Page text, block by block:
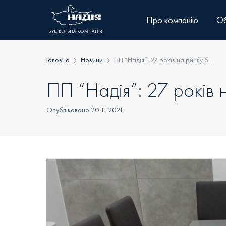
БУДІВЕЛЬНА КОМПАНІЯ
Про компанію
Головна Новини ПП “Надія”: 27 років на ринку будівельних послуг
ПП “Надія”: 27 років
Опубліковано 20.11.2021